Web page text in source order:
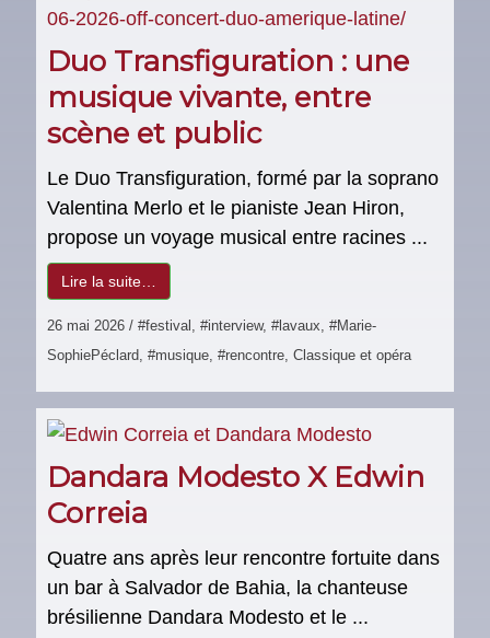
Duo Transfiguration : une
musique vivante, entre
scène et public
Le Duo Transfiguration, formé par la soprano
Valentina Merlo et le pianiste Jean Hiron,
propose un voyage musical entre racines ...
Lire la suite…
26 mai 2026/ #festival #interview, #lavaux #Marie-
SophiePéclard #musique, #rencontre, Classique et opéra
Dandara Modesto X Edwin
Correia
Quatre ans après leur rencontre fortuite dans
un bar à Salvador de Bahia, la chanteuse
brésilienne Dandara Modesto et le ...